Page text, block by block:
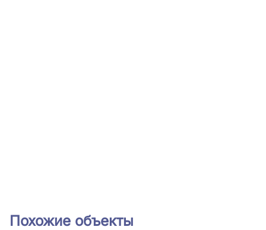
Похожие объекты